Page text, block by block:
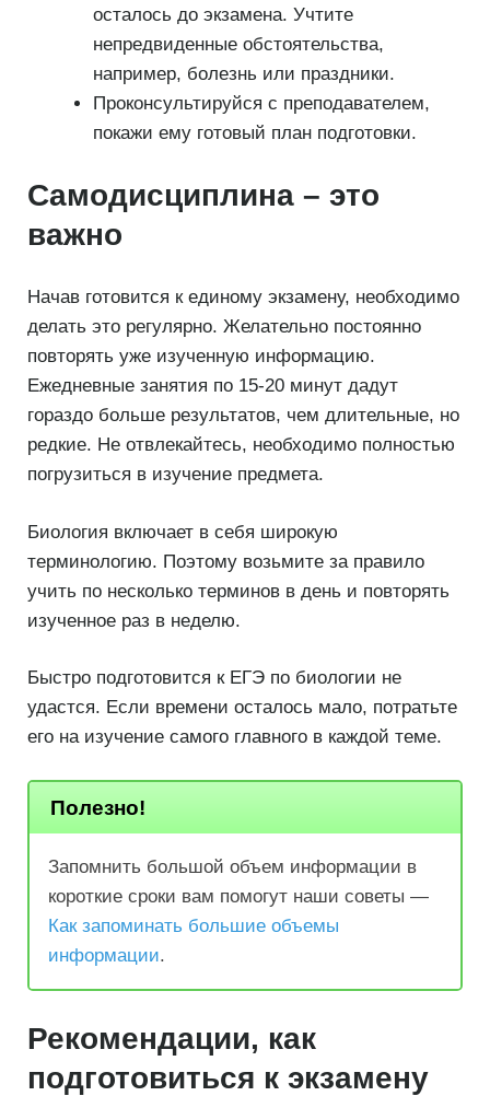
осталось до экзамена. Учтите
непредвиденные обстоятельства,
например, болезнь или праздники.
Проконсультируйся с преподавателем,
покажи ему готовый план подготовки.
Самодисциплина – это
важно
Начав готовится к единому экзамену, необходимо
делать это регулярно. Желательно постоянно
повторять уже изученную информацию.
Ежедневные занятия по 15-20 минут дадут
гораздо больше результатов, чем длительные, но
редкие. Не отвлекайтесь, необходимо полностью
погрузиться в изучение предмета.
Биология включает в себя широкую
терминологию. Поэтому возьмите за правило
учить по несколько терминов в день и повторять
изученное раз в неделю.
Быстро подготовится к ЕГЭ по биологии не
удастся. Если времени осталось мало, потратьте
его на изучение самого главного в каждой теме.
Полезно!
Запомнить большой объем информации в
короткие сроки вам помогут наши советы —
Как запоминать большие объемы
информации.
Рекомендации, как
подготовиться к экзамену